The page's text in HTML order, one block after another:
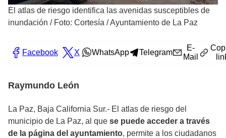
El atlas de riesgo identifica las avenidas susceptibles de
inundación / Foto: Cortesía / Ayuntamiento de La Paz
Facebook X WhatsApp Telegram
E-
Mail
Raymundo León
La Paz, Baja California Sur.- El atlas de riesgo del
municipio de La Paz, al que se puede acceder a través
de la página del ayuntamiento, permite a los ciudadanos